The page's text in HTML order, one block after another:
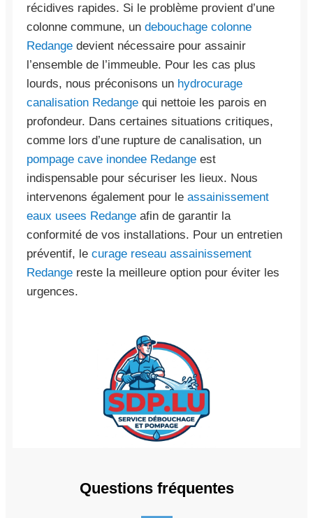
récidives rapides. Si le problème provient d’une
colonne commune, un debouchage colonne
Redange devient nécessaire pour assainir
l’ensemble de l’immeuble. Pour les cas plus
lourds, nous préconisons un hydrocurage
canalisation Redange qui nettoie les parois en
profondeur. Dans certaines situations critiques,
comme lors d’une rupture de canalisation, un
pompage cave inondee Redange est
indispensable pour sécuriser les lieux. Nous
intervenons également pour le assainissement
eaux usees Redange afin de garantir la
conformité de vos installations. Pour un entretien
préventif, le curage reseau assainissement
Redange reste la meilleure option pour éviter les
urgences.
Questions fréquentes